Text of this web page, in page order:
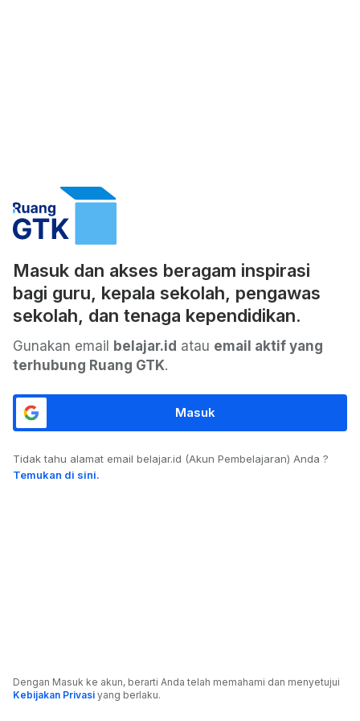
Masuk dan akses beragam inspirasi
bagi guru, kepala sekolah, pengawas
sekolah, dan tenaga kependidikan.
Gunakan email belajar.id atau email aktif yang
terhubung Ruang GTK.
Masuk
Tidak tahu alamat email belajar.id (Akun Pembelajaran) Anda ?
Temukan di sini.
Dengan Masuk ke akun, berarti Anda telah memahami dan menyetujui
Kebijakan Privasi yang berlaku.